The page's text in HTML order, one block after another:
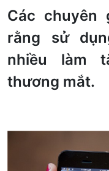
Các chuyên
rằng sử
nhiều làm
thương mắt.